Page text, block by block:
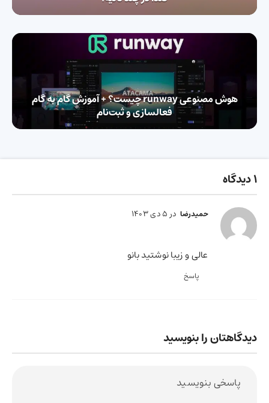
هوش مصنوعی runway چیست؟ + آموزش گام‌ به گام
فعالسازی و ثبت‌نام
1 دیدگاه
حمیدرضا در 5 دی 1403
عالی و زیبا نوشتید بانو
پاسخ
دیدگاهتان را بنویسید